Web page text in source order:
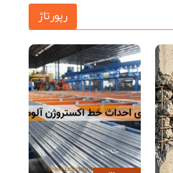
رپورتاژ